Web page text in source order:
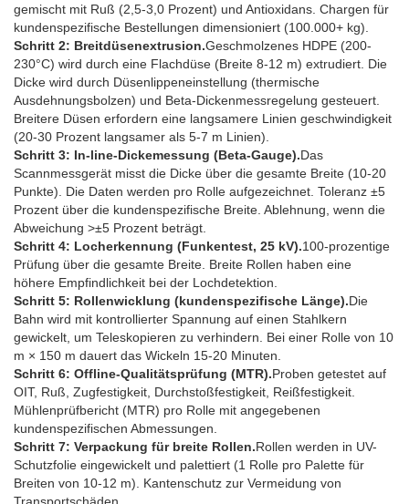
gemischt mit Ruß (2,5-3,0 Prozent) und Antioxidans. Chargen für
kundenspezifische Bestellungen dimensioniert (100.000+ kg).
Schritt 2: Breitdüsenextrusion.Geschmolzenes HDPE (200-
230°C) wird durch eine Flachdüse (Breite 8-12 m) extrudiert. Die
Dicke wird durch Düsenlippeneinstellung (thermische
Ausdehnungsbolzen) und Beta-Dickenmessregelung gesteuert.
Breitere Düsen erfordern eine langsamere Linien geschwindigkeit
(20-30 Prozent langsamer als 5-7 m Linien).
Schritt 3: In-line-Dickemessung (Beta-Gauge).Das
Scannmessgerät misst die Dicke über die gesamte Breite (10-20
Punkte). Die Daten werden pro Rolle aufgezeichnet. Toleranz ±5
Prozent über die kundenspezifische Breite. Ablehnung, wenn die
Abweichung >±5 Prozent beträgt.
Schritt 4: Locherkennung (Funkentest, 25 kV).100-prozentige
Prüfung über die gesamte Breite. Breite Rollen haben eine
höhere Empfindlichkeit bei der Lochdetektion.
Schritt 5: Rollenwicklung (kundenspezifische Länge).Die
Bahn wird mit kontrollierter Spannung auf einen Stahlkern
gewickelt, um Teleskopieren zu verhindern. Bei einer Rolle von 10
m × 150 m dauert das Wickeln 15-20 Minuten.
Schritt 6: Offline-Qualitätsprüfung (MTR).Proben getestet auf
OIT, Ruß, Zugfestigkeit, Durchstoßfestigkeit, Reißfestigkeit.
Mühlenprüfbericht (MTR) pro Rolle mit angegebenen
kundenspezifischen Abmessungen.
Schritt 7: Verpackung für breite Rollen.Rollen werden in UV-
Schutzfolie eingewickelt und palettiert (1 Rolle pro Palette für
Breiten von 10-12 m). Kantenschutz zur Vermeidung von